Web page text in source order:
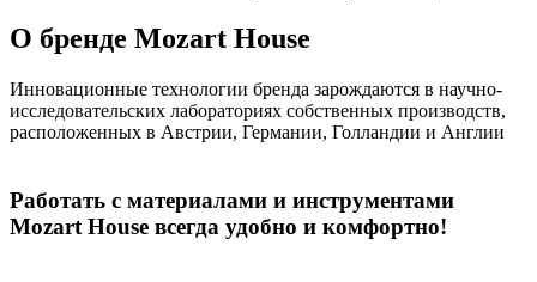
О бренде Mozart House
Инновационные технологии бренда зарождаются в научно-
исследовательских лабораториях собственных производств,
расположенных в Австрии, Германии, Голландии и Англии
Работать с материалами и инструментами
Mozart House всегда удобно и комфортно!